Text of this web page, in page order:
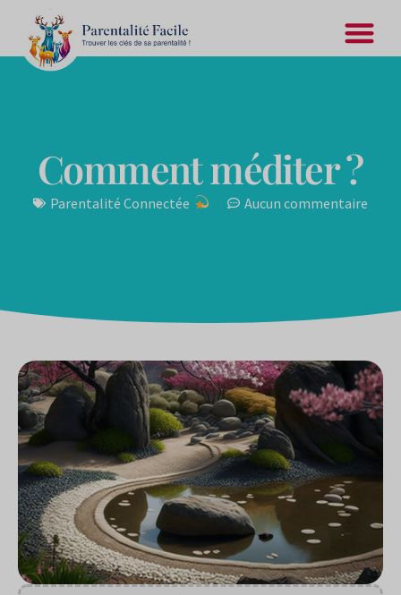
Comment méditer ?
Parentalité Connectée Aucun commentaire